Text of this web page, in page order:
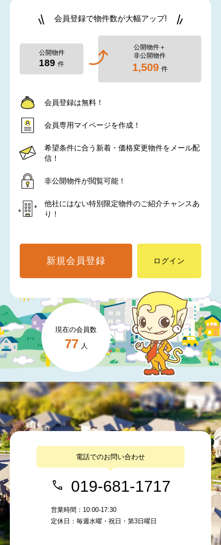
現在の会員数
77 人
会員登録で物件数が大幅アップ!
公開物件
189 件
公開物件＋
非公開物件
1,509 件
会員登録は無料！
会員専用マイページを作成！
希望条件に合う新着・価格変更物件をメール配
信！
非公開物件が閲覧可能！
他社にはない特別限定物件のご紹介チャンスあ
り！
新規会員登録 ログイン
電話でのお問い合わせ
019-681-1717
営業時間：10:00-17:30
定休日：毎週水曜・祝日・第3日曜日